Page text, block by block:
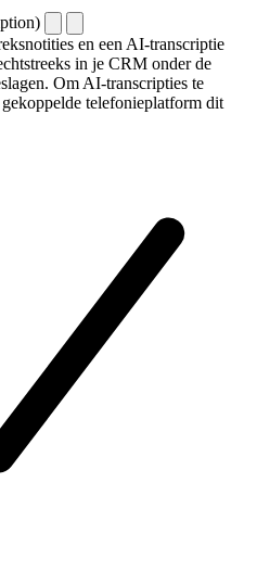
en een AI-transcriptie
in je CRM onder de
Om AI-transcripties te
telefonieplatform dit